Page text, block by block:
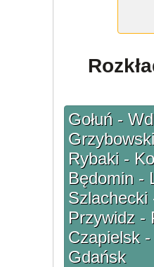
Gołuń -
Rybaki -
Będomin -
Szlachecki
Przywidz -
Czapielsk
Gdańsk